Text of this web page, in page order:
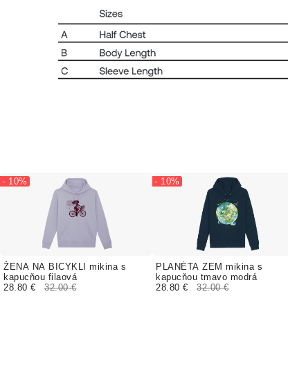
ŽENA NA BICYKLI mikina s
kapucňou filaová
- 10%
28.80 € 32.00 €
PLANÉTA ZEM mikina s
kapucňou tmavo modrá
- 10%
28.80 € 32.00 €